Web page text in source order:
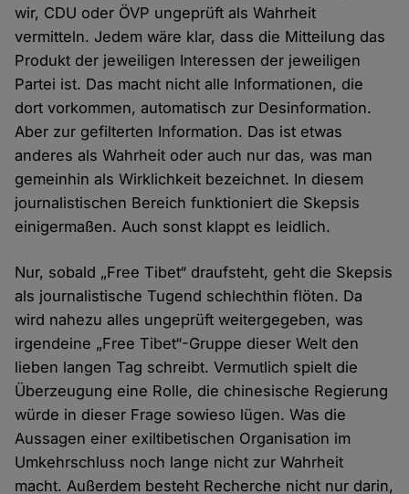
wir, CDU oder ÖVP ungeprüft als Wahrheit
vermitteln. Jedem wäre klar, dass die Mitteilung das
Produkt der jeweiligen Interessen der jeweiligen
Partei ist. Das macht nicht alle Informationen, die
dort vorkommen, automatisch zur Desinformation.
Aber zur gefilterten Information. Das ist etwas
anderes als Wahrheit oder auch nur das, was man
gemeinhin als Wirklichkeit bezeichnet. In diesem
journalistischen Bereich funktioniert die Skepsis
einigermaßen. Auch sonst klappt es leidlich.
Nur, sobald „Free Tibet“ draufsteht, geht die Skepsis
als journalistische Tugend schlechthin flöten. Da
wird nahezu alles ungeprüft weitergegeben, was
irgendeine „Free Tibet“-Gruppe dieser Welt den
lieben langen Tag schreibt. Vermutlich spielt die
Überzeugung eine Rolle, die chinesische Regierung
würde in dieser Frage sowieso lügen. Was die
Aussagen einer exiltibetischen Organisation im
Umkehrschluss noch lange nicht zur Wahrheit
macht. Außerdem besteht Recherche nicht nur darin,